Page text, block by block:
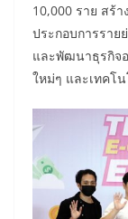
10,000 ราย สร้
ประกอบการราย
และพัฒนาธุรกิจ
ใหม่ๆ และเทคโ